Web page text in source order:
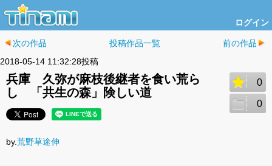
ログイン
次の作品 投稿作品一覧
前の作品
2018-05-14 11:32:28投稿
兵庫 久弥が麻枝後継者を食い荒ら
し 「共生の森」険しい道
0
0
by.荒野草途伸